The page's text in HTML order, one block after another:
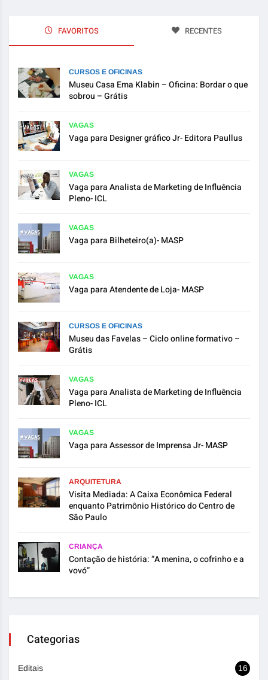
FAVORITOS RECENTES
CURSOS E OFICINAS
Museu Casa Ema Klabin – Oficina: Bordar o que
sobrou – Grátis
VAGAS
Vaga para Designer gráfico Jr- Editora Paullus
VAGAS
Vaga para Analista de Marketing de Influência
Pleno- ICL
VAGAS
Vaga para Bilheteiro(a)- MASP
VAGAS
Vaga para Atendente de Loja- MASP
CURSOS E OFICINAS
Museu das Favelas – Ciclo online formativo –
Grátis
VAGAS
Vaga para Analista de Marketing de Influência
Pleno- ICL
VAGAS
Vaga para Assessor de Imprensa Jr- MASP
ARQUITETURA
Visita Mediada: A Caixa Econômica Federal
enquanto Patrimônio Histórico do Centro de
São Paulo
CRIANÇA
Contação de história: “A menina, o cofrinho e a
vovó”
Categorias
Editais 16